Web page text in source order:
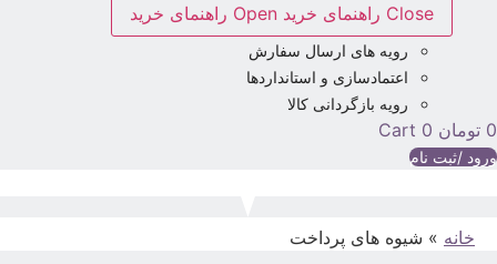
Close راهنمای خرید
Open راهنمای خرید
رویه های ارسال سفارش
اعتمادسازی و استانداردها
رویه بازگردانی کالا
0 تومان 0
Cart
ورود /ثبت نام
خانه » شیوه های پرداخت